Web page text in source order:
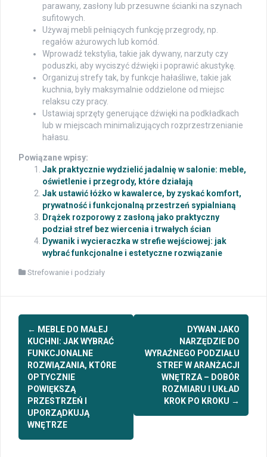
parawany, zasłony lub przesuwne ścianki na szynach
sufitowych.
Używaj mebli pełniących funkcję przegrody, np.
regałów ażurowych lub komód.
Wprowadź tekstylia, takie jak dywany, narzuty czy
poduszki, aby wyciszyć dźwięki i poprawić akustykę.
Organizuj strefy tak, by funkcje hałaśliwe, takie jak
kuchnia, były maksymalnie oddzielone od miejsc
relaksu czy pracy.
Ustawiaj sprzęty generujące dźwięki na podkładkach
lub w miejscach minimalizujących rozprzestrzenianie
hałasu.
Powiązane wpisy:
Jak praktycznie wydzielić jadalnię w salonie: meble,
oświetlenie i przegrody, które działają
Jak ustawić łóżko w kawalerce, by zyskać komfort,
prywatność i funkcjonalną przestrzeń sypialnianą
Drążek rozporowy z zasłoną jako praktyczny
podział stref bez wiercenia i trwałych ścian
Dywanik i wycieraczka w strefie wejściowej: jak
wybrać funkcjonalne i estetyczne rozwiązanie
Strefowanie i podziały
Post
navigation
← MEBLE DO MAŁEJ
KUCHNI: JAK WYBRAĆ
FUNKCJONALNE
ROZWIĄZANIA, KTÓRE
OPTYCZNIE
POWIĘKSZĄ
PRZESTRZEŃ I
UPORZĄDKUJĄ
WNĘTRZE
DYWAN JAKO
NARZĘDZIE DO
WYRAŹNEGO PODZIAŁU
STREF W ARANŻACJI
WNĘTRZA – DOBÓR
ROZMIARU I UKŁAD
KROK PO KROKU →